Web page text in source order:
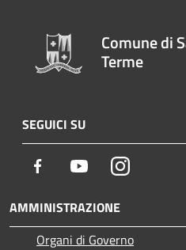
Comune di
Terme
SEGUICI SU
Facebook YoutubeInstagram
AMMINISTRAZIONE
Organi di Governo